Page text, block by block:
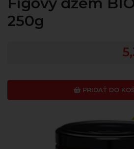
250g
PRIDAŤ DO